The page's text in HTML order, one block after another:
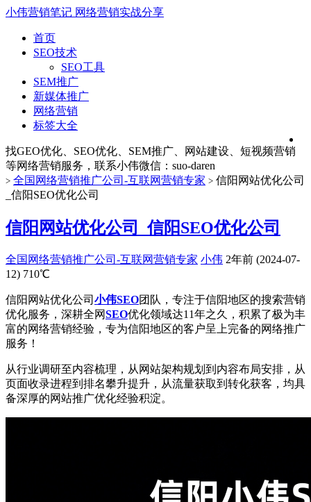
小伟营销笔记 网络营销实战分享
首页
SEO技术
SEO工具
SEM推广
新媒体推广
网络营销
标签大全
找GEO优化、SEO优化、SEM推广、网站建设、短视频营销
等网络营销服务，联系小伟微信：suo-daren
> 全国网络营销推广公司-互联网营销专家 > 信阳网站优化公司
_信阳SEO优化公司
信阳网站优化公司_信阳SEO优化公司
全国网络营销推广公司-互联网营销专家 小伟 2年前 (2024-07-
12) 710℃
信阳网站优化公司 小伟SEO团队，专注于信阳地区的搜索营销
优化服务，深耕全网SEO优化领域达11年之久，积累了极为丰
富的网络营销经验，专为信阳地区的客户呈上完备的网络推广
服务！
从行业调研至内容梳理，从网站架构规划到内容布局安排，从
页面收录进程到排名攀升提升，从流量获取到转化获客，均具
备深厚的网站推广优化经验积淀。